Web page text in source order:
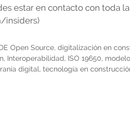
estar en contacto con toda
insiders)
Open Source, digitalización en
, Interoperabilidad, ISO 19650,
digital, tecnología en